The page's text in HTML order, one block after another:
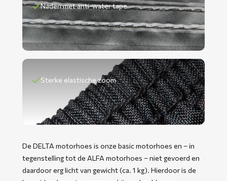
Naden met anti-water tape
Sterke elastische zoom
De DELTA motorhoes is onze basic motorhoes en – in
tegenstelling tot de ALFA motorhoes – niet gevoerd en
daardoor erg licht van gewicht (ca. 1 kg). Hierdoor is de